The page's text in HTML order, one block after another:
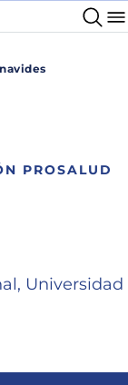
PROSALUD
Universidad